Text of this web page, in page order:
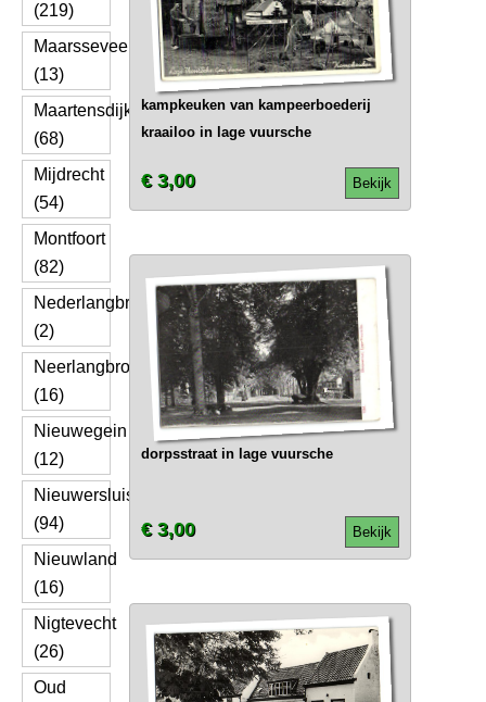
(219)
Maarsseveen
(13)
Maartensdijk
(68)
Mijdrecht
(54)
Montfoort
(82)
Nederlangbroek
(2)
Neerlangbroek
(16)
Nieuwegein
(12)
Nieuwersluis
(94)
Nieuwland
(16)
Nigtevecht
(26)
Oud
kampkeuken van kampeerboederij
kraailoo in lage vuursche
Bekijk
€ 3,00
dorpsstraat in lage vuursche
Bekijk
€ 3,00